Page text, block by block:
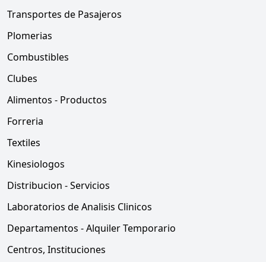
Transportes de Pasajeros
Plomerias
Combustibles
Clubes
Alimentos - Productos
Forreria
Textiles
Kinesiologos
Distribucion - Servicios
Laboratorios de Analisis Clinicos
Departamentos - Alquiler Temporario
Centros, Instituciones